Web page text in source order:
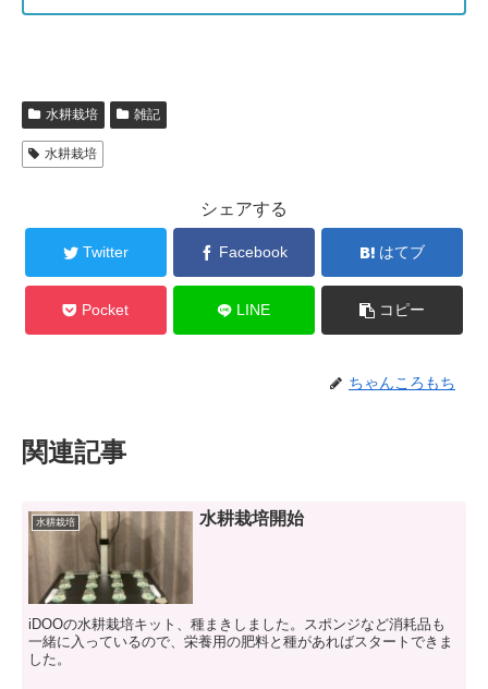
水耕栽培 雑記
水耕栽培
シェアする
Twitter Facebook はてブ
Pocket LINE コピー
ちゃんころもち
関連記事
水耕栽培 水耕栽培開始
iDOOの水耕栽培キット、種まきしました。スポンジなど消耗品も
一緒に入っているので、栄養用の肥料と種があればスタートできま
した。